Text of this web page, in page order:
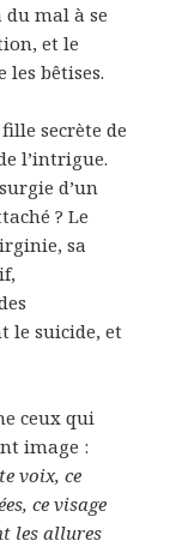
du mal à se
et le
bêtises.
secrète de
l’intrigue.
d’un
? Le
sa
le suicide, et
ceux qui
image :
voix, ce
ce visage
les allures